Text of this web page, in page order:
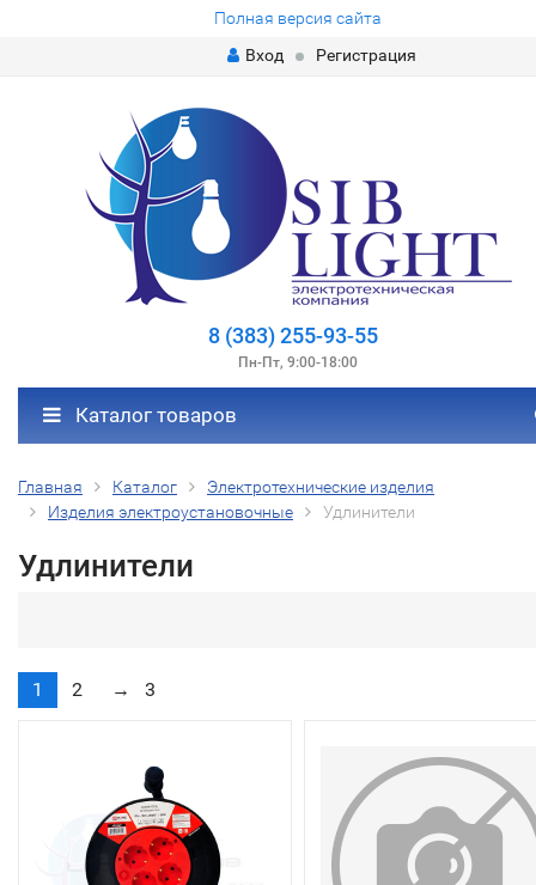
Полная версия сайта
Вход
Регистрация
8 (383) 255-93-55
Пн-Пт, 9:00-18:00
Каталог товаров
Главная Каталог
Электротехнические изделия
Изделия электроустановочные
Удлинители
Удлинители
1 2 → 3